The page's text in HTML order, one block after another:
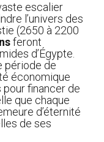
escalier
l’univers des
(2650 à 2200
feront
d’Égypte.
période de
économique
financer de
que chaque
d’éternité
de ses